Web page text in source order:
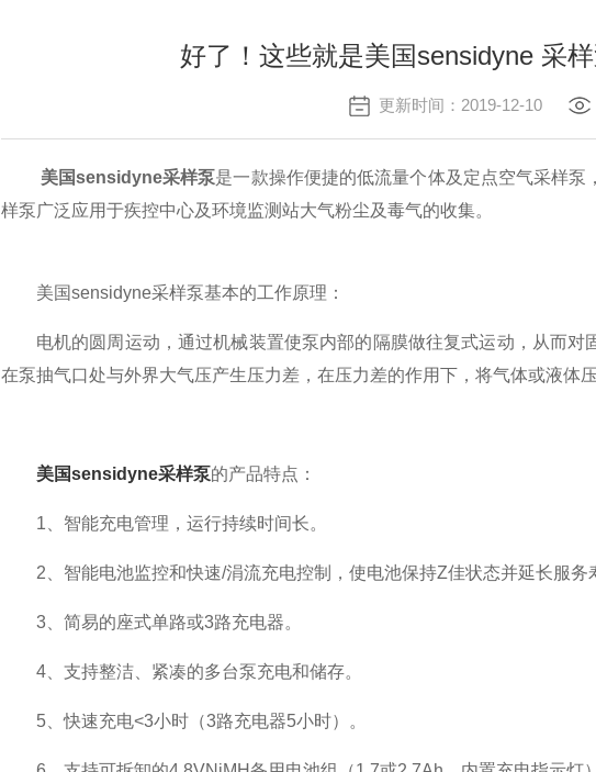
好了！这些就是美国sensidyne 采
更新时间：2019-12-10
美国sensidyne采样泵是一款操作便捷的低流量个体及定点空气采样
样泵广泛应用于疾控中心及环境监测站大气粉尘及毒气的收集。
美国sensidyne采样泵基本的工作原理：
电机的圆周运动，通过机械装置使泵内部的隔膜做往复式运动，从而对
在泵抽气口处与外界大气压产生压力差，在压力差的作用下，将气体或液体
美国sensidyne采样泵的产品特点：
1、智能充电管理，运行持续时间长。
2、智能电池监控和快速/涓流充电控制，使电池保持Z佳状态并延长服务
3、简易的座式单路或3路充电器。
4、支持整洁、紧凑的多台泵充电和储存。
5、快速充电<3小时（3路充电器5小时）。